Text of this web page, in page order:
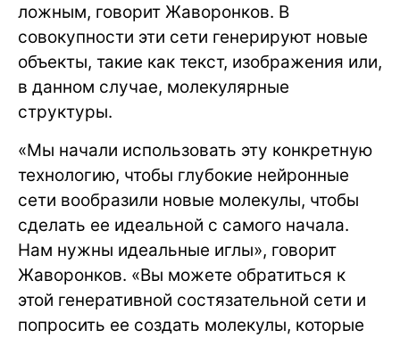
ложным, говорит Жаворонков. В
совокупности эти сети генерируют новые
объекты, такие как текст, изображения или,
в данном случае, молекулярные
структуры.
«Мы начали использовать эту конкретную
технологию, чтобы глубокие нейронные
сети вообразили новые молекулы, чтобы
сделать ее идеальной с самого начала.
Нам нужны идеальные иглы», говорит
Жаворонков. «Вы можете обратиться к
этой генеративной состязательной сети и
попросить ее создать молекулы, которые